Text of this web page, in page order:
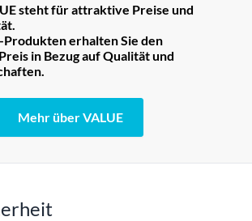
steht für attraktive Preise und
Produkten erhalten Sie den
in Bezug auf Qualität und
Mehr über VALUE